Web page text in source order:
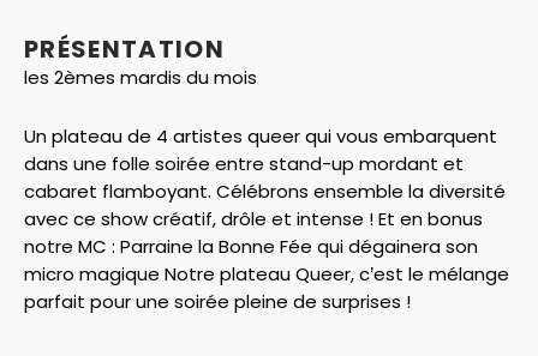
PRÉSENTATION
les 2èmes mardis du mois
Un plateau de 4 artistes queer qui vous embarquent
dans une folle soirée entre stand-up mordant et
cabaret flamboyant. Célébrons ensemble la diversité
avec ce show créatif, drôle et intense ! Et en bonus
notre MC : Parraine la Bonne Fée qui dégainera son
micro magique Notre plateau Queer, c’est le mélange
parfait pour une soirée pleine de surprises !